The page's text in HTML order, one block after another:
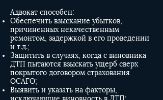
Адвокат способен:
Обеспечить взыскание убытков,
причиненных некачественным
ремонтом, задержкой в его проведении
и т.д.;
Защитить в случаях, когда с виновника
ДТП пытаются взыскать ущерб сверх
покрытого договором страхования
ОСАГО;
Выявить и указать на факторы,